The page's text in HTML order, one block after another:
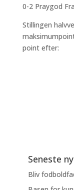
0-2 Praygod
Stillingen
point efter:
Seneste
Bliv